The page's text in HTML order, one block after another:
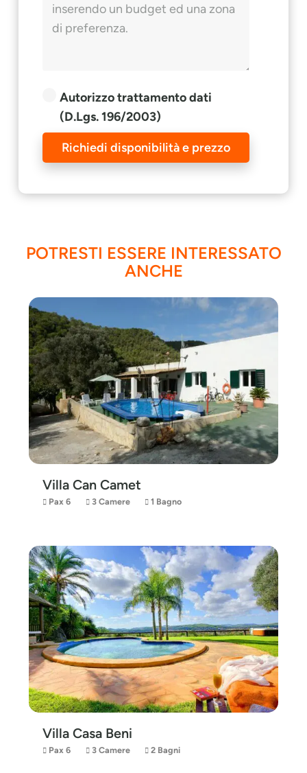
Autorizzo trattamento dati
(D.Lgs. 196/2003)
Richiedi disponibilità e prezzo
POTRESTI ESSERE INTERESSATO
ANCHE
Villa Can Camet
Pax 6 3 Camere 1 Bagno
Villa Casa Beni
Pax 6 3 Camere 2 Bagni